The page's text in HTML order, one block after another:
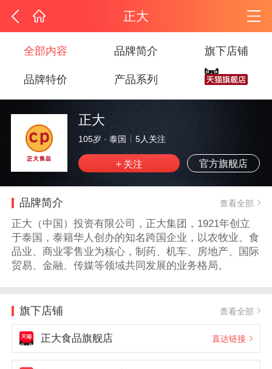
正大
全部内容 品牌简介 旗下店铺
品牌特价 产品系列
正大
105岁 · 泰国 5人关注
官方旗舰店
品牌简介 查看全部
正大（中国）投资有限公司，正大集团，1921年创立
于泰国，泰籍华人创办的知名跨国企业，以农牧业、食
品业、商业零售业为核心，制药、机车、房地产、国际
贸易、金融、传媒等领域共同发展的业务格局。
旗下店铺 查看全部
正大食品旗舰店 直达链接